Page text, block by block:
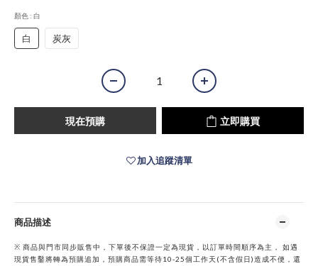
顏色 : 白
白 炭灰
現在預購 立即購買
加入追蹤清單
商品描述
※ 商品與門市同步販售中，下單後不保證一定為現貨，以訂單時間順序為主， 如遇
現貨售鑿將轉為預購追加，預購商品需等待10-25個工作天(不含假日)造成不便，還